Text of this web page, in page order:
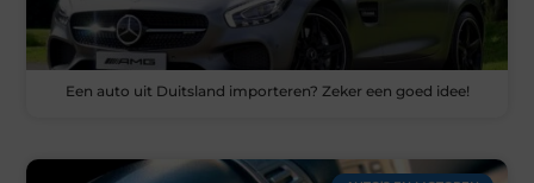
Een auto uit Duitsland importeren? Zeker een goed idee!